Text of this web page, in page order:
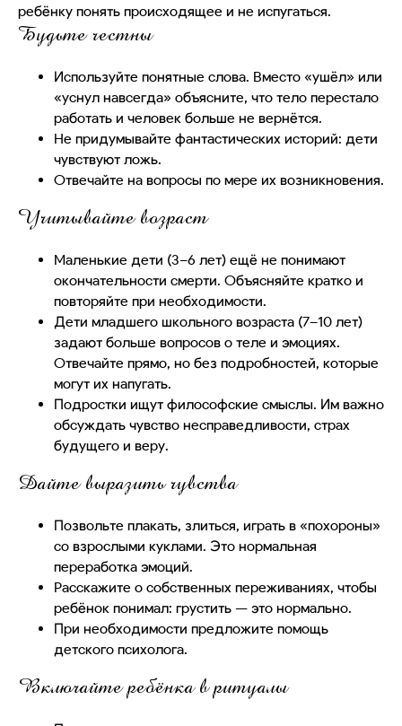
ребёнку понять происходящее и не испугаться.
Будьте честны
Используйте понятные слова. Вместо «ушёл» или
«уснул навсегда» объясните, что тело перестало
работать и человек больше не вернётся.
Не придумывайте фантастических историй: дети
чувствуют ложь.
Отвечайте на вопросы по мере их возникновения.
Учитывайте возраст
Маленькие дети (3–6 лет) ещё не понимают
окончательности смерти. Объясняйте кратко и
повторяйте при необходимости.
Дети младшего школьного возраста (7–10 лет)
задают больше вопросов о теле и эмоциях.
Отвечайте прямо, но без подробностей, которые
могут их напугать.
Подростки ищут философские смыслы. Им важно
обсуждать чувство несправедливости, страх
будущего и веру.
Дайте выразить чувства
Позвольте плакать, злиться, играть в «похороны»
со взрослыми куклами. Это нормальная
переработка эмоций.
Расскажите о собственных переживаниях, чтобы
ребёнок понимал: грустить — это нормально.
При необходимости предложите помощь
детского психолога.
Включайте ребёнка в ритуалы